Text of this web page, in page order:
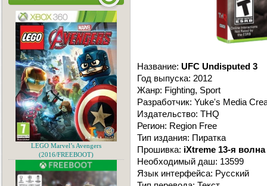
Название: UFC Undisputed 3
Год выпуска: 2012
Жанр: Fighting, Sport
Разработчик: Yuke's Media
Издательство: THQ
Регион: Region Free
Тип издания: Пиратка
Прошивка: iXtreme 13-я волна
Необходимый даш: 13599
Язык интерфейса: Русский
LEGO Marvel’s Avengers
(2016/FREEBOOT)